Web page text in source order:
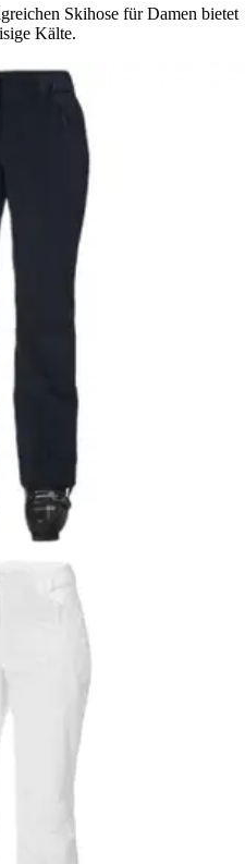
Skihose für Damen bietet
Kälte.